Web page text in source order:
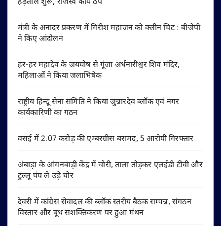
हड़ताल शुरू, राजस्व कार्य ठप
मंत्री के अनादर प्रकरण में गिरीश महाजन को क्लीन चिट : बीजेपी
ने किए आंदोलन
हर-हर महादेव के जयघोष से गूंजा अर्धनारीश्वर शिव मंदिर,
महिलाओं ने किया जलाभिषेक
राष्ट्रीय हिन्दू सेना समिति ने किया जुन्नारदेव ब्लॉक एवं नगर
कार्यकारिणी का गठन
वसई में 2.07 करोड़ की एम्बरग्रीस बरामद, 5 आरोपी गिरफ्तार
अंबाड़ा के आंगनबाड़ी केंद्र में चोरी, ताला तोड़कर एलईडी टीवी और
टुल्लू पंप ले उड़े चोर
देवरी में कांग्रेस सेवादल की ब्लॉक स्तरीय बैठक सम्पन्न, संगठन
विस्तार और बूथ सशक्तिकरण पर हुआ मंथन